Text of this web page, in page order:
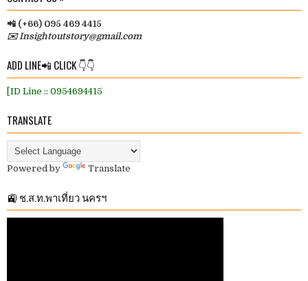
📲 (+66) 095 469 4415
✉️ Insightoutstory@gmail.com
ADD LINE📲 CLICK 👇👇
[ID Line :: 0954694415
TRANSLATE
Powered by Translate
🚉 ช.ส.ท.พาเที่ยว นครฯ